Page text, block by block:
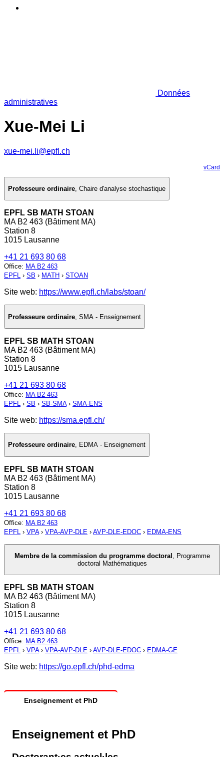
Données
administratives
Xue-Mei Li
xue-mei.li@epfl.ch
vCard
Professeure ordinaire, Chaire d'analyse stochastique
EPFL SB MATH STOAN
MA B2 463 (Bâtiment MA)
Station 8
1015 Lausanne
+41 21 693 80 68
Office: MA B2 463
EPFL › SB › MATH › STOAN
Site web: https://www.epfl.ch/labs/stoan/
Professeure ordinaire SMA - Enseignement
EPFL SB MATH STOAN
MA B2 463 (Bâtiment MA)
Station 8
1015 Lausanne
+41 21 693 80 68
Office: MA B2 463
EPFL › SB › SB-SMA› SMA-ENS
Site web: https://sma.epfl.ch/
Professeure ordinaire, EDMA - Enseignement
EPFL SB MATH STOAN
MA B2 463 (Bâtiment MA)
Station 8
1015 Lausanne
+41 21 693 80 68
Office: MA B2 463
EPFL › VPA› VPA-AVP-DLE › AVP-DLE-EDOC › EDMA-ENS
Membre de la commission du programme doctoral , Programme
doctoral Mathématiques
EPFL SB MATH STOAN
MA B2 463 (Bâtiment MA)
Station 8
1015 Lausanne
+41 21 693 80 68
Office: MA B2 463
EPFL › VPA› VPA-AVP-DLE › AVP-DLE-EDOC › EDMA-GE
Site web: https://go.epfl.ch/phd-edma
Enseignement et PhD
Enseignement et PhD